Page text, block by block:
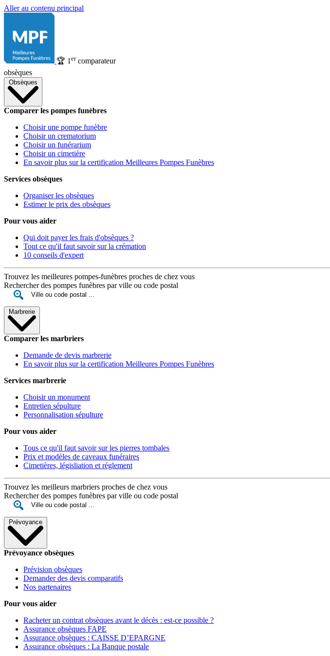
Aller au contenu principal
🏆 1 ercomparateur
obsèques
Obsèques
Comparer les pompes funèbres
Choisir une pompe funèbre
Choisir un crematorium
Choisir un funérarium
Choisir un cimetière
En savoir plus sur la certification Meilleures Pompes Funèbres
Services obsèques
Organiser les obsèques
Estimer le prix des obsèques
Pour vous aider
Qui doit payer les frais d'obsèques ?
Tout ce qu'il faut savoir sur la crémation
10 conseils d'expert
Trouvez les meilleures pompes-funèbres proches de chez vous
Rechercher des pompes funèbres par ville ou code postal
Marbrerie
Comparer les marbriers
Demande de devis marbrerie
En savoir plus sur la certification Meilleures Pompes Funèbres
Services marbrerie
Choisir un monument
Entretien sépulture
Personnalisation sépulture
Pour vous aider
Tous ce qu'il faut savoir sur les pierres tombales
Prix et modèles de caveaux funéraires
Cimetières, législiation et réglement
Trouvez les meilleurs marbriers proches de chez vous
Rechercher des pompes funèbres par ville ou code postal
Prévoyance
Prévoyance obsèques
Prévision obsèques
Demander des devis comparatifs
Nos partenaires
Pour vous aider
Racheter un contrat obsèques avant le décès : est-ce possible ?
Assurance obsèques FAPE
Assurance obsèques : CAISSE D’EPARGNE
Assurance obsèques : La Banque postale